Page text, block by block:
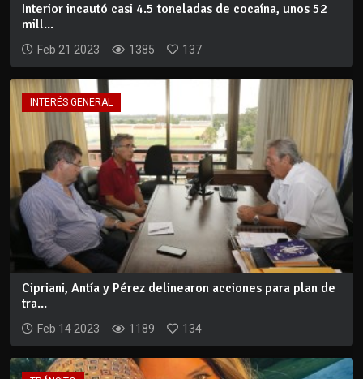
Interior incautó casi 4.5 toneladas de cocaína, unos 52
mill...
Feb 21 2023 1385 137
INTERÉS GENERAL
Cipriani, Antía y Pérez delinearon acciones para plan de
tra...
Feb 14 2023 1189 134